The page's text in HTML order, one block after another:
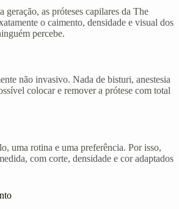
as próteses capilares da The
o caimento, densidade e visual dos
percebe.
não invasivo. Nada de bisturi, anestesia
colocar e remover a prótese com total
uma rotina e uma preferência. Por isso,
com corte, densidade e cor adaptados